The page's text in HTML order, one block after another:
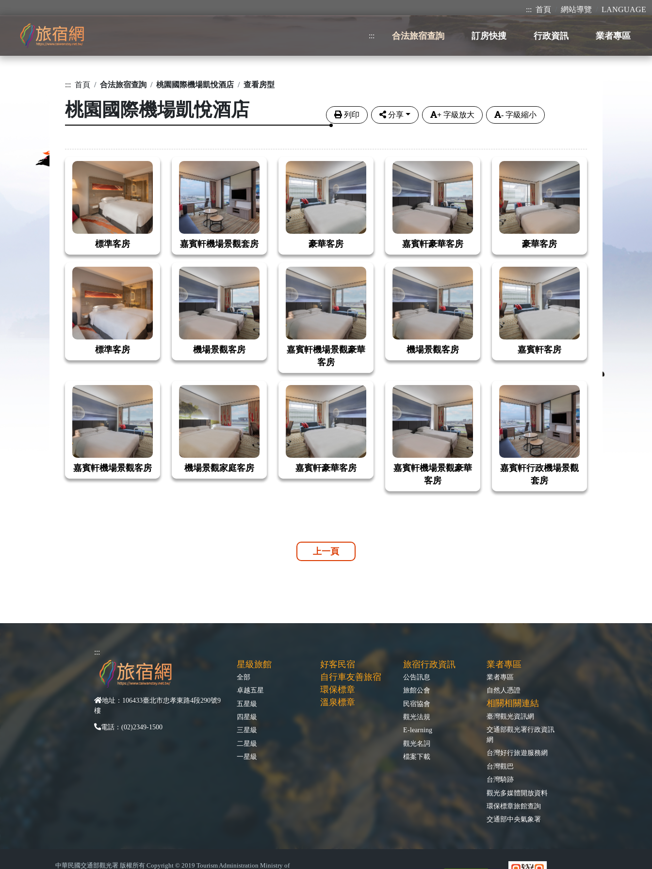
::: 首頁 網站導覽 LANGUAGE
::: 合法旅宿查詢 訂房快搜 行政資訊 業者專區
::: 首頁 合法旅宿查詢 桃園國際機場凱悅酒店 查看房型
桃園國際機場凱悅酒店 列印 分享 + 字級放大 - 字級縮小
標準客房 嘉賓軒機場景觀套房 豪華客房 嘉賓軒豪華客房 豪華客房
標準客房 機場景觀客房
嘉賓軒機場景觀豪華
客房
機場景觀客房 嘉賓軒客房
嘉賓軒機場景觀客房 機場景觀家庭客房 嘉賓軒豪華客房
嘉賓軒機場景觀豪華
客房
嘉賓軒行政機場景觀
套房
上一頁
:::
地址：106433臺北市忠孝東路4段290號9
樓
電話：(02)2349-1500
星級旅館
全部
卓越五星
五星級
四星級
三星級
二星級
一星級
好客民宿
自行車友善旅宿
環保標章
溫泉標章
旅宿行政資訊
公告訊息
旅館公會
民宿協會
觀光法規
E-learning
觀光名詞
檔案下載
業者專區
業者專區
自然人憑證
相關相關連結
臺灣觀光資訊網
交通部觀光署行政資訊
網
台灣好行旅遊服務網
台灣觀巴
台灣騎跡
觀光多媒體開放資料
環保標章旅館查詢
交通部中央氣象署
中華民國交通部觀光署 版權所有 Copyright © 2019 Tourism Administration Ministry of